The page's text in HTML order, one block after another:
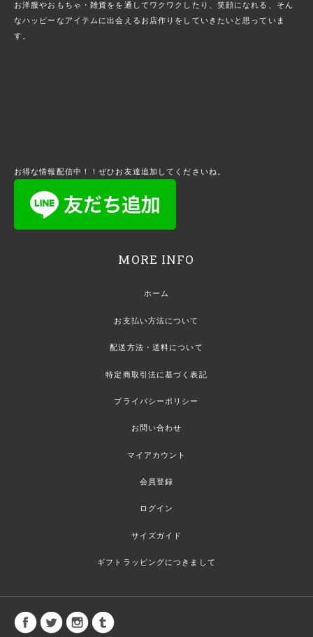
お洋服やおもちゃ・雑貨をを通してワクワクしたり、笑顔になれる、そん
なハッピーなアイテムに出会えるお店作りをしていきたいと思っていま
す。
お得な情報配信中！！ぜひお友達追加してくださいね。
MORE INFO
ホーム
お支払い方法について
配送方法・送料について
特定商取引法に基づく表記
プライバシーポリシー
お問い合わせ
マイアカウント
会員登録
ログイン
サイズガイド
ギフトラッピングにつきまして